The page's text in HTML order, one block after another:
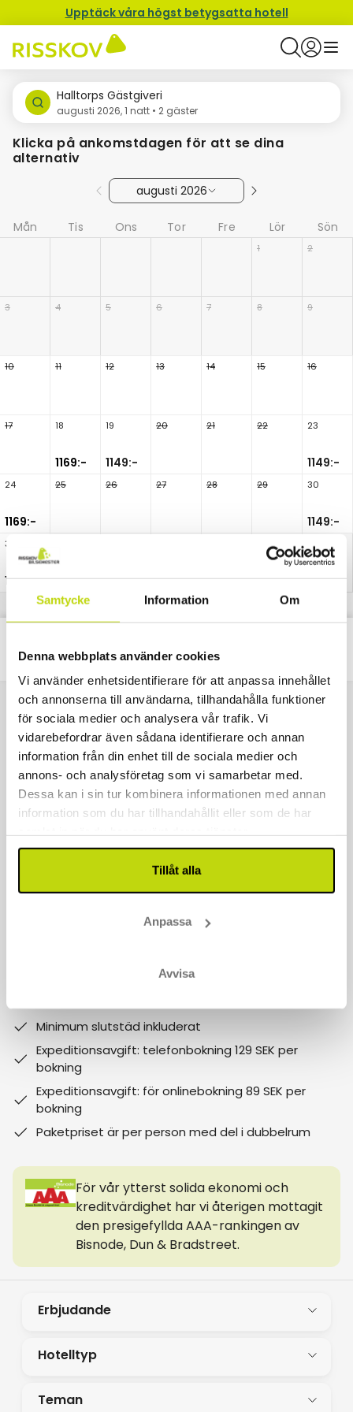
Samtycke Information Om
Denna webbplats använder cookies
Vi använder enhetsidentifierare för att anpassa innehållet
och annonserna till användarna, tillhandahålla funktioner
för sociala medier och analysera vår trafik. Vi
vidarebefordrar även sådana identifierare och annan
information från din enhet till de sociala medier och
annons- och analysföretag som vi samarbetar med.
Dessa kan i sin tur kombinera informationen med annan
information som du har tillhandahållit eller som de har
Tillåt alla
Anpassa
Avvisa
Upptäck våra högst betygsatta hotell
Halltorps Gästgiveri
augusti 2026, 1 natt • 2 gäster
Klicka på ankomstdagen för att se dina
alternativ
augusti 2026
Mån Tis Ons Tor Fre Lör Sön
1 2
3 4 5 6 7 8 9
10 11 12 13 14 15 16
17 18
1169:-
19
1149:-
20 21 22 23
1149:-
24
1169:-
25 26 27 28 29 30
1149:-
31
1169:-
Classic
Kontakta oss
040 611 6130
kontakt@risskov.se
Våra öppetider är:
Måndag - Fredag: 9 - 17
Varför boka med Risskov Bilsemester? Spara mer!
Minimum slutstäd inkluderat
Expeditionsavgift: telefonbokning 129 SEK per
bokning
Expeditionsavgift: för onlinebokning 89 SEK per
bokning
Paketpriset är per person med del i dubbelrum
Follow us on social media
För vår ytterst solida ekonomi och
kreditvärdighet har vi återigen mottagit
den presigefyllda AAA-rankingen av
Bisnode, Dun & Bradstreet.
Erbjudande
Hotelltyp
Teman